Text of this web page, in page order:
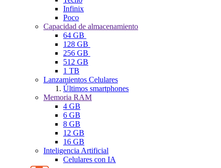
Infinix
Poco
Capacidad de almacenamiento
64 GB
128 GB
256 GB
512 GB
1 TB
Lanzamientos Celulares
Últimos smartphones
Memoria RAM
4 GB
6 GB
8 GB
12 GB
16 GB
Inteligencia Artificial
Celulares con IA